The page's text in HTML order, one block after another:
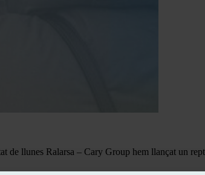
llunes Ralarsa – Cary Group hem llançat un